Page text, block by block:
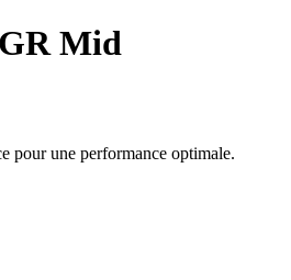
Mid
pour une performance optimale.